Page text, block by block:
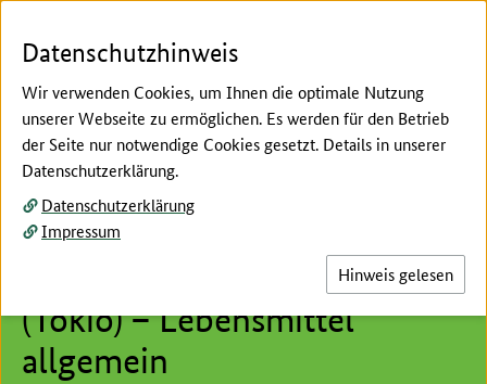
Hier beginnt der Hauptinhalt dieser Seite
Ergebnismitteilung:
Geschäftsreise Malaysia
(Kuala Lumpur) und Japan
(Tokio) – Lebensmittel
allgemein
Datenschutzhinweis
Wir verwenden Cookies, um Ihnen die optimale Nutzung
unserer Webseite zu ermöglichen. Es werden für den Betrieb
der Seite nur notwendige Cookies gesetzt. Details in unserer
Datenschutzerklärung.
Datenschutzerklärung
Impressum
Hinweis gelesen